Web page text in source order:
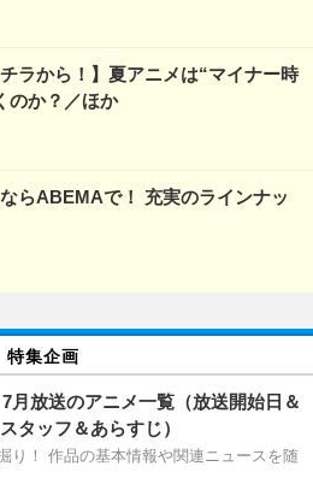
チラから！】夏アニメは“マイナー時
のか？／ほか
らABEMAで！ 充実のラインナッ
特集企画
7月放送のアニメ一覧（放送開始日＆
タッフ＆あらすじ）
り！ 作品の基本情報や関連ニュースを随